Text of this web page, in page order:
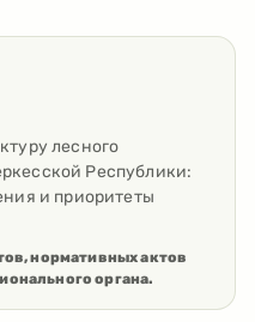
лесного
Республики:
и приоритеты
нормативных актов
органа.